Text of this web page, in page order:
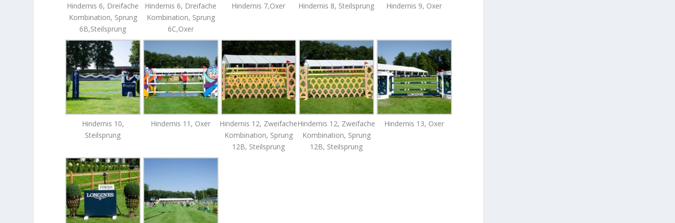
Hindernis 6, Dreifache
Kombination, Sprung
6B,Steilsprung
Hindernis 6, Dreifache
Kombination, Sprung
6C,Oxer
Hindernis 7,Oxer Hindernis 8, Steilsprung Hindernis 9, Oxer
Hindernis 10,
Steilsprung
Hindernis 11, Oxer
Hindernis 12, Zweifache
Kombination, Sprung
12B, Steilsprung
Hindernis 12, Zweifache
Kombination, Sprung
12B, Steilsprung
Hindernis 13, Oxer